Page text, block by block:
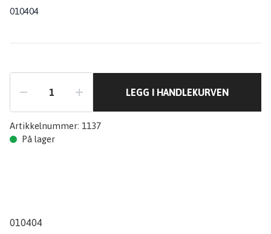
010404
LEGG I HANDLEKURVEN
Artikkelnummer: 1137
På lager
010404